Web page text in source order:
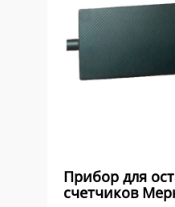
Прибор для
счетчиков